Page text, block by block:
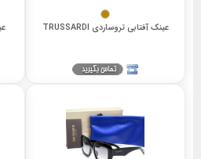
عینک آفتابی تروساردی TRUSSARDI